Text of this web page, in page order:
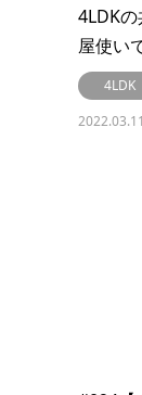
4LDK
屋使い
4LDK
2022.03.11